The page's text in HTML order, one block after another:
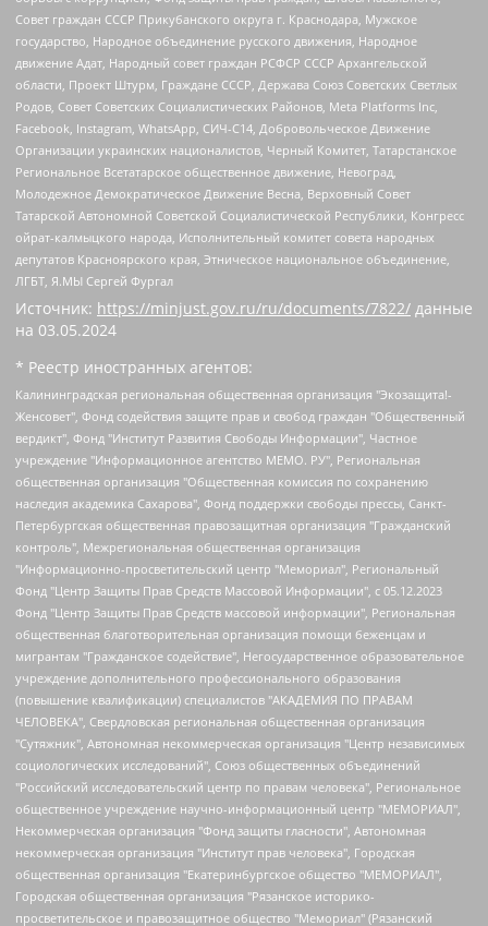
Совет граждан СССР Прикубанского округа г. Краснодара, Мужское
государство, Народное объединение русского движения, Народное
движение Адат, Народный совет граждан РСФСР СССР Архангельской
области, Проект Штурм, Граждане СССР, Держава Союз Советских Светлых
Родов, Совет Советских Социалистических Районов, Meta Platforms Inc,
Facebook, Instagram, WhatsApp, СИЧ-С14, Добровольческое Движение
Организации украинских националистов, Черный Комитет, Татарстанское
Региональное Всетатарское общественное движение, Невоград,
Молодежное Демократическое Движение Весна, Верховный Совет
Татарской Автономной Советской Социалистической Республики, Конгресс
ойрат-калмыцкого народа, Исполнительный комитет совета народных
депутатов Красноярского края, Этническое национальное объединение,
ЛГБТ, Я.МЫ Сергей Фургал
Источник: https://minjust.gov.ru/ru/documents/7822/ данные
на 03.05.2024
* Реестр иностранных агентов:
Калининградская региональная общественная организация "Экозащита!-Женсовет", Фонд содействия защите прав и свобод граждан "Общественный вердикт", Фонд "Институт Развития Свободы Информации", Частное учреждение "Информационное агентство МЕМО. РУ", Региональная общественная организация "Общественная комиссия по сохранению наследия академика Сахарова", Фонд поддержки свободы прессы, Санкт-Петербургская общественная правозащитная организация "Гражданский контроль", Межрегиональная общественная организация "Информационно-просветительский центр "Мемориал", Региональный Фонд "Центр Защиты Прав Средств Массовой Информации", с 05.12.2023 Фонд "Центр Защиты Прав Средств массовой информации", Региональная общественная благотворительная организация помощи беженцам и мигрантам "Гражданское содействие", Негосударственное образовательное учреждение дополнительного профессионального образования (повышение квалификации) специалистов "АКАДЕМИЯ ПО ПРАВАМ ЧЕЛОВЕКА", Свердловская региональная общественная организация "Сутяжник", Автономная некоммерческая организация "Центр независимых социологических исследований", Союз общественных объединений "Российский исследовательский центр по правам человека", Региональное общественное учреждение научно-информационный центр "МЕМОРИАЛ", Некоммерческая организация "Фонд защиты гласности", Автономная некоммерческая организация "Институт прав человека", Городская общественная организация "Екатеринбургское общество "МЕМОРИАЛ", Городская общественная организация "Рязанское историко-просветительское и правозащитное общество "Мемориал" (Рязанский Мемориал), Челябинский региональный орган общественной самодеятельности – женское общественное объединение "Женщины Евразии", Челябинский региональный орган общественной самодеятельности "Уральская правозащитная группа", Фонд содействия защите здоровья и социальной справедливости имени Андрея Рылькова, Автономная Некоммерческая Организация "Аналитический Центр Юрия Левады", Автономная некоммерческая организация социальной поддержки населения "Проект Апрель", Региональная общественная организация помощи женщинам и детям, находящимся в кризисной ситуации "Информационно-методический центр "Анна", Фонд содействия развитию массовых коммуникаций и правовому просвещению "Так-так-Так", Фонд содействия устойчивому развитию "Серебряная тайга", Свердловский региональный общественный фонд социальных проектов "Новое время", "Idel.Реалии", Кавказ.Реалии, Крым.Реалии, Телеканал Настоящее Время, Татаро-башкирская служба Радио Свобода (Azatliq Radiosi), Радио Свободная Европа/Радио Свобода (PCE/PC), "Сибирь.Реалии", "Фактограф", Благотворительный фонд помощи осужденным и их семьям, Автономная некоммерческая организация "Институт глобализации и социальных движений", Фонд "В защиту прав заключенных", Частное учреждение "Центр поддержки и содействия развитию средств массовой информации", Пензенский региональный общественный благотворительный фонд "Гражданский союз", "Север.Реалии", Некоммерческая организация Фонд "Правовая инициатива", Общество с ограниченной ответственностью "Радио Свободная Европа/Радио Свобода", Чешское информационное агентство "MEDIUM-ORIENT", Красноярская региональная общественная организация "Мы против СПИДа", Камалягин Денис Николаевич, Маркелов Сергей Евгеньевич, Пономарев Лев Александрович, Савицкая Людмила Алексеевна, Автономная некоммерческая организация "Центр по работе с проблемой насилия "НАСИЛИЮ.НЕТ", Межрегиональный профессиональный союз работников здравоохранения "Альянс врачей", Юридическое лицо, зарегистрированное в Латвийской Республике, SIA "Medusa Project" (регистрационный номер 40103797863, дата регистрации 10.06.2014), Некоммерческая организация "Фонд по борьбе с коррупцией", Автономная некоммерческая организация "Институт права и публичной политики", Баданин Роман Сергеевич, Гликин Максим Александрович, Железнова Мария Михайловна, Лукьянова Юлия Сергеевна, Маетная Елизавета Витальевна, Маняхин Петр Борисович, Чуракова Ольга Владимировна, Ярош Юлия Петровна, Юридическое лицо "The Insider SIA", зарегистрированное в Риге, Латвийская Республика (дата регистрации 26.06.2015), являющееся администратором доменного имени интернет-издания "The Insider SIA", https://theins.ru, Постернак Алексей Евгеньевич, Рубин Михаил Аркадьевич, Анин Роман Александрович, Юридическое лицо Istories fonds, зарегистрированное в Латвийской Республике (регистрационный номер 50008295751, дата регистрации 24.02.2020), Великовский Дмитрий Александрович, Долинина Ирина Николаевна, Мароховская Алеся Алексеевна, Шлейнов Роман Юрьевич, Шмагун Олеся Валентиновна, Общество с ограниченной ответственностью "Альтаир 2021", Общество с ограниченной ответственностью "Вега 2021", Общество с ограниченной ответственностью "Главный редактор 2021", Общество с ограниченной ответственностью "Ромашки монолит", Важенков Артем Валерьевич, Ивановская областная общественная организация "Центр гендерных исследований", Гурман Юрий Альбертович, Медиапроект "ОВД-Инфо", Егоров Владимир Владимирович, Жилинский Владимир Александрович, Общество с ограниченной ответственностью "ЗП", Иванова София Юрьевна, Карезина Инна Павловна, Кильтау Екатерина Викторовна, Петров Алексей Викторович, Пискунов Сергей Евгеньевич, Смирнов Сергей Сергеевич, Тихонов Михаил Сергеевич, Общество с ограниченной ответственностью "ЖУРНАЛИСТ-ИНОСТРАННЫЙ АГЕНТ", Арапова Галина Юрьевна, Вольтская Татьяна Анатольевна, Американская компания "Mason G.E.S. Anonymous Foundation" (США), являющаяся владельцем интернет-издания https://mnews.world/, Компания "Stichting Bellingcat", зарегистрированная в Нидерландах (дата регистрации 11.07.2018), Захаров Андрей Вячеславович, Клепиковская Екатерина Дмитриевна, Общество с ограниченной ответственностью "МЕМО", Перл Роман Александрович, Симонов Евгений Алексеевич, Соловьева Елена Анатольевна, Сотников Даниил Владимирович, Сурначева Елизавета Дмитриевна, Автономная некоммерческая организация по защите прав человека и информированию населения "Якутия – Наше Мнение", Общество с ограниченной ответственностью "Москоу диджитал медиа", с 26.01.2023 Общество с ограниченной ответственностью "Чайка Белые сады", Ветошкина Валерия Валерьевна, Заговора Максим Александрович, Межрегиональное общественное движение "Российская ЛГБТ - сеть", Оленичев Максим Владимирович, Павлов Иван Юрьевич, Скворцова Елена Сергеевна, Общество с ограниченной ответственностью "Как бы инагент", Кочетков Игорь Викторович, Общество с ограниченной ответственностью "Честные выборы", Еланчик Олег Александрович, Общество с ограниченной ответственностью "Нобелевский призыв", Гималова Регина Эмилевна, Григорьев Андрей Валерьевич, Григорьева Алина Александровна, Ассоциация по содействию защите прав призывников, альтернативнослужащих и военнослужащих "Правозащитная группа "Гражданин.Армия.Право", Хисамова Регина Фаритовна, Автономная некоммерческая организация по реализации социально-правовых программ "Лилит", Дальневосточное общественное движение "Маяк", Санкт-Петербургская ЛГБТ-инициативная группа "Выход", Инициативная группа ЛГБТ+ "Реверс", Алексеев Андрей Викторович, Бекбулатова Таисия Львовна, Беляев Иван Михайлович, Владыкина Елена Сергеевна, Гельман Марат Александрович, Никульшина Вероника Юрьевна, Толоконникова Надежда Андреевна, Шендерович Виктор Анатольевич, Общество с ограниченной ответственностью "Данное сообщение", Общество с ограниченной ответственностью Издательский дом "Новая глава", Айнбиндер Александра Александровна, Московский комьюнити-центр для ЛГБТ+инициатив, Благотворительный фонд развития филантропии, Deutsche Welle (Германия, Kurt-Schumacher-Strasse 3, 53113 Bonn), Борзунова Мария Михайловна, Воробьев Виктор Викторович, Голубева Анна Львовна, Константинова Алла Михайловна, Малкова Ирина Владимировна, Мурадов Мурад Абдулгалимович, Осетинская Елизавета Николаевна, Понасенков Евгений Николаевич, Ганапольский Матвей Юрьевич, Киселев Евгений Алексеевич, Борухович Ирина Григорьевна, Дремин Иван Тимофеевич, Дубровский Дмитрий Викторович, Красноярская региональная общественная организация поддержки и развития альтернативных образовательных технологий и межкультурных коммуникаций "ИНТЕРРА", Маяковская Екатерина Алексеевна, Фейгин Марк Захарович, Филимонов Андрей Викторович, Дзугкоева Регина Николаевна, Доброхотов Роман Александрович, Дудь Юрий Александрович, Елкин Сергей Владимирович, Кругликов Кирилл Игоревич, Сабунаева Мария Леонидовна, Семенов Алексей Владимирович, Шаинян Карен Багратович, Шульман Екатерина Михайловна, Асафьев Артур Валерьевич, Вахштайн Виктор Семенович, Венедиктов Алексей Алексеевич, Лушникова Екатерина Евгеньевна, Волков Леонид Михайлович, Невзоров Александр Глебович, Пархоменко Сергей Борисович, Сироткин Ярослав Николаевич, Кара-Мурза Владимир Владимирович, Баранова Наталья Владимировна, Гозман Леонид Яковлевич, Кагарлицкий Борис Юльевич, Климарев Михаил Валерьевич, Милов Владимир Станиславович, Автономная некоммерческая организация Краснодарский центр современного искусства "Типография", Моргенштерн Алишер Тагирович, Соболь Любовь Эдуардовна, Общество с ограниченной ответственностью "ЛИЗА НОРМ", Каспаров Гарри Кимович, Ходорковский Михаил Борисович, Общество с ограниченной ответственностью "Апрельские тезисы", Данилович Ирина Брониславовна, Кашин Олег Владимирович, Петров Николай Владимирович, Пивоваров Алексей Владимирович, Соколов Михаил Владимирович, Цветкова Юлия Владимировна, Чичваркин Евгений Александрович, Комитет против пыток/Команда против пыток, Общество с ограниченной ответственностью "Первый научный", Общество с ограниченной ответственностью "Вертолет и ко", Белоцерковская Вероника Борисовна, Кац Максим Евгеньевич, Лазарева Татьяна Юрьевна, Шаведдинов Руслан Табризович, Яшин Илья Валерьевич, Общество с ограниченной ответственностью "Иноагент ААВ", Алешковский Дмитрий Петрович, Альбац Евгения Марковна, Быков Дмитрий Львович, Галямина Юлия Евгеньевна, Лойко Сергей Леонидович, Мартынов Кирилл Константинович, Медведев Сергей Александрович, Крашенинников Федор Геннадиевич, Гордеева Катерина Вл